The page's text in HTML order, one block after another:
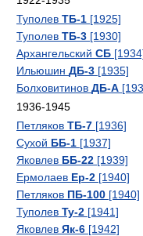
Туполев ТБ-1 [1925]
Туполев ТБ-3 [1930]
Архангельский СБ
Ильюшин ДБ-3 [1935]
Болховитинов ДБ-А
1936-1945
Петляков ТБ-7 [1936]
Сухой ББ-1 [1937]
Яковлев ББ-22 [1939]
Ермолаев Ер-2 [1940]
Петляков ПБ-100 [1940]
Туполев Ту-2 [1941]
Яковлев Як-6 [1942]